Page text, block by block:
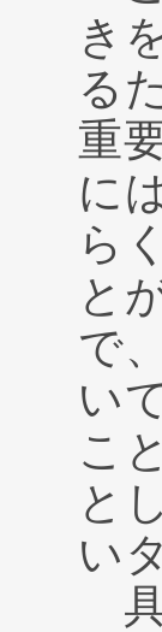
き
る
重
に
ら
と
で
い
こ
と
い
具